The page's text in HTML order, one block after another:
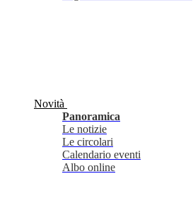
Novità
Panoramica
Le notizie
Le circolari
Calendario eventi
Albo online